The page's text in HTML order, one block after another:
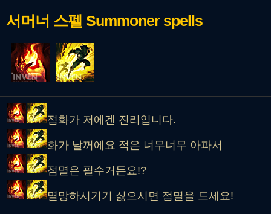
서머너 스펠 Summoner spells
점화가 저에겐 진리입니다.
화가 날꺼에요 적은 너무너무 아파서
점멸은 필수거든요!?
멸망하시기기 싫으시면 점멸을 드세요!